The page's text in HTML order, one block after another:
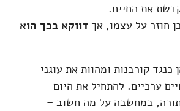
את החיים.
חוזר על עצמו, אך דווקא בכך הוא
כנגד קורבנות ומהוות את עוגני
ערכיים. להתחיל את היום
במחשבה על מה חשוב –